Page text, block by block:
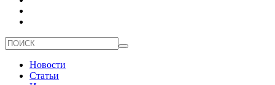
Новости
Статьи